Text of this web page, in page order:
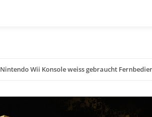
Nintendo Wii Konsole weiss gebraucht